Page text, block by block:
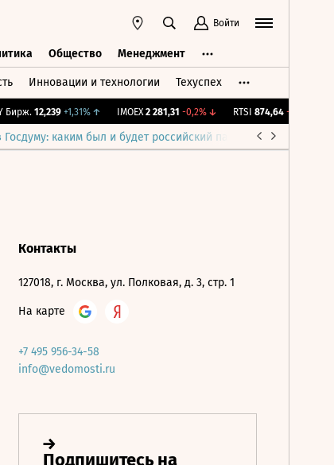
Войти
Общество Менеджмент
Инновации и технологии Техуспех
Бирж. 12,239 +1,31%↑ IMOEX 2 281,31 -0,2%↓ RTSI 874,64 -1,12%
каким был и будет российский парламент
Контакты
127018, г. Москва, ул. Полковая, д. 3, стр. 1
На карте
+7 495 956-34-58
info@vedomosti.ru